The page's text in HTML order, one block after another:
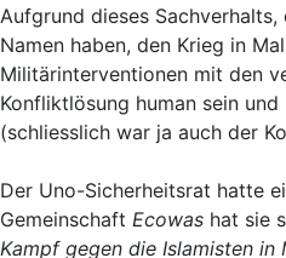
Aufgrund dieses
Namen haben, den Krieg in
Militärinterventionen mit den
Konfliktlösung human sein
(schliesslich war ja auch der
Der Uno-Sicherheitsrat hatte
Gemeinschaft Ecowas hat sie
Kampf gegen die Islamisten